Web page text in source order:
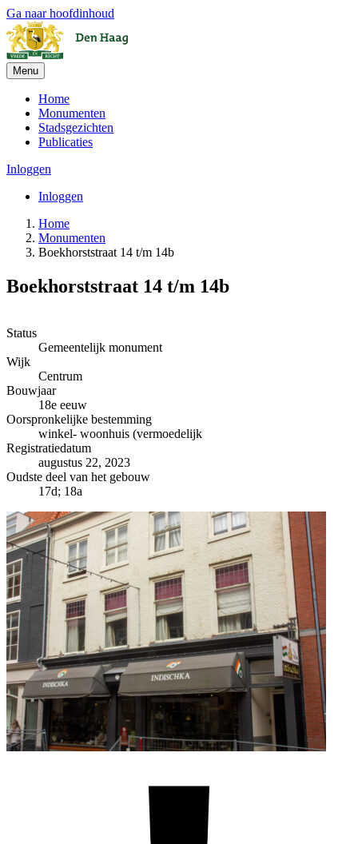
Ga naar hoofdinhoud
Menu
Home
Monumenten
Stadsgezichten
Publicaties
Inloggen
Inloggen
Home
Monumenten
Boekhorststraat 14 t/m 14b
Boekhorststraat 14 t/m 14b
+
−
Status
Gemeentelijk monument
Wijk
Centrum
Bouwjaar
18e eeuw
Oorspronkelijke bestemming
winkel- woonhuis (vermoedelijk
Registratiedatum
augustus 22, 2023
Oudste deel van het gebouw
17d; 18a